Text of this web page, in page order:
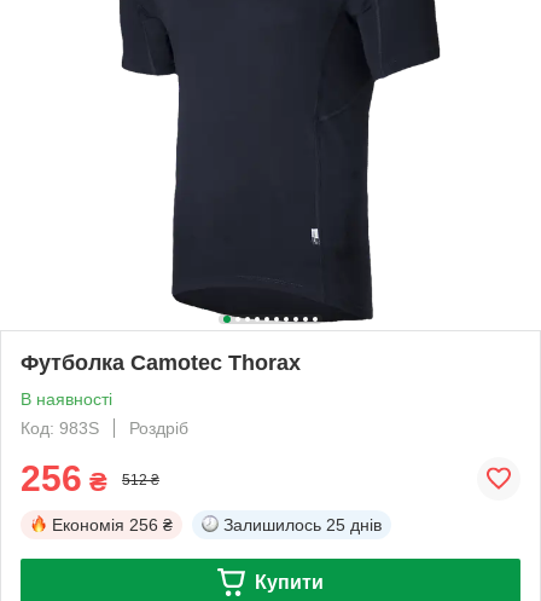
Футболка Camotec Thorax
В наявності
Код: 983S
Роздріб
256 ₴ 512 ₴
Економія 256 ₴ Залишилось 25 днів
Купити